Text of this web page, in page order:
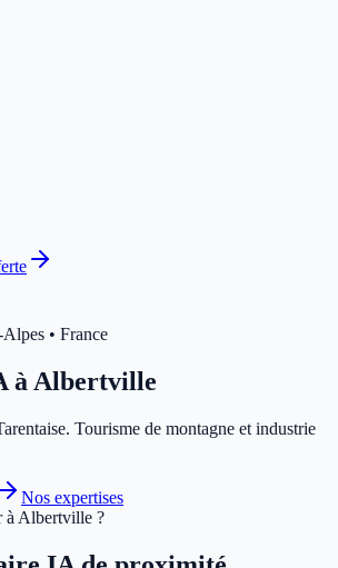
Alpes • France
à Albertville
Tourisme de montagne et industrie
Nos expertises
à Albertville ?